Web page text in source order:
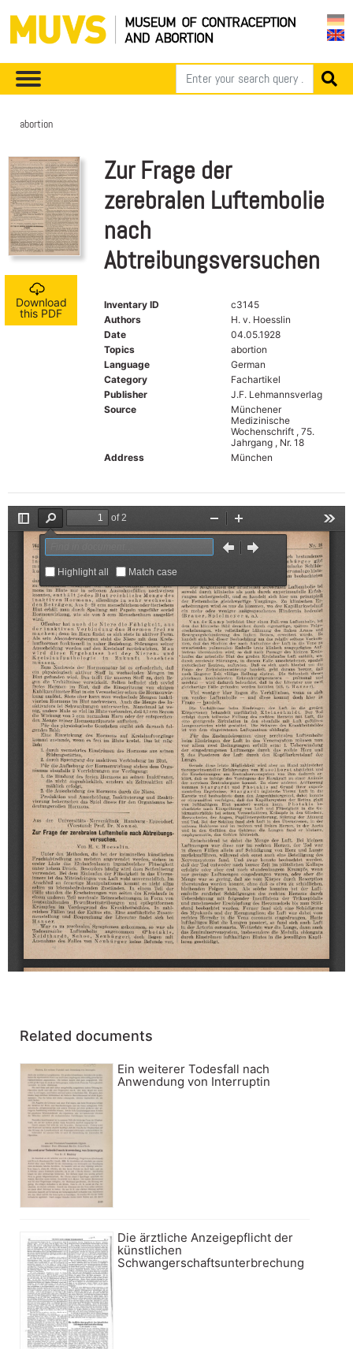
abortion
Download
this PDF
Zur Frage der
zerebralen Luftembolie
nach
Abtreibungsversuchen
Inventary ID
c3145
Authors
H. v. Hoesslin
Date
04.05.1928
Topics
abortion
Language
German
Category
Fachartikel
Publisher
J.F. Lehmannsverlag
Source
Münchener
Medizinische
Wochenschrift , 75.
Jahrgang , Nr. 18
Address
München
Related documents
Ein weiterer Todesfall nach
Anwendung von Interruptin
Die ärztliche Anzeigepflicht der
künstlichen
Schwangerschaftsunterbrechung